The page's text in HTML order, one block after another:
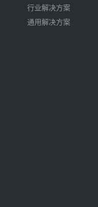
行业解决方案
通用解决方案